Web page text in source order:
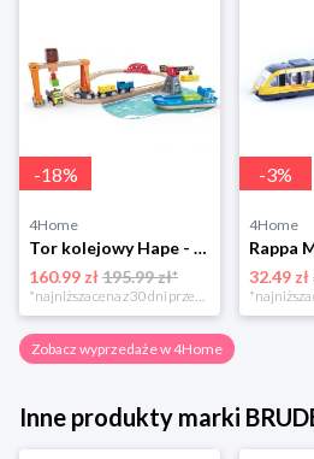
-18%
4Home
Tor kolejowy Hape - port z załadunkiem irozładunkiem
160.99 zł195.99 zł*
*najniższa cena z 30 dni przed obniżką
-3%
4Home
32.49 zł
Zobacz wyprzedaże w 4Home
Inne produkty marki